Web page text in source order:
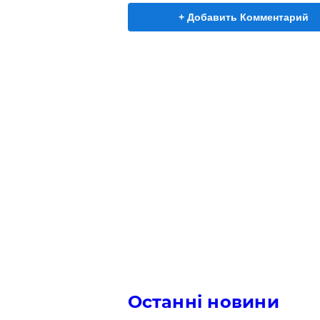
+ Добавить Комментарий
Останні новини